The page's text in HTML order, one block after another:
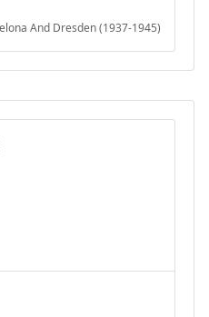
And Dresden (1937-1945)